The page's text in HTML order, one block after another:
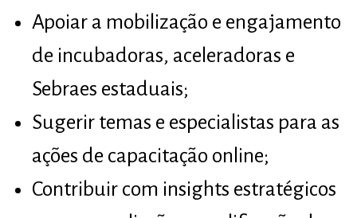
Apoiar a mobilização e engajamento
de incubadoras, aceleradoras e
Sebraes estaduais;
Sugerir temas e especialistas para as
ações de capacitação online;
Contribuir com insights estratégicos